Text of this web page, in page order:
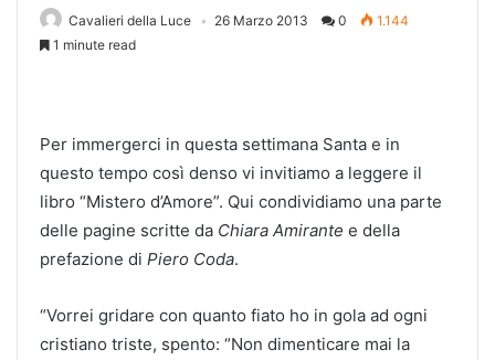
Cavalieri della Luce 26 Marzo 2013 0
1.144
1 minute read
Per immergerci in questa settimana Santa e in
questo tempo così denso vi invitiamo a leggere il
libro “Mistero d’Amore”. Qui condividiamo una parte
delle pagine scritte da Chiara Amirante e della
prefazione di Piero Coda.
“Vorrei gridare con quanto fiato ho in gola ad ogni
cristiano triste, spento: “Non dimenticare mai la